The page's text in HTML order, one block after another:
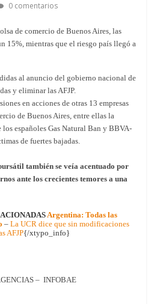
0 comentarios
de comercio de Buenos Aires, las
15%, mientras que el riesgo país llegó a
al anuncio del gobierno nacional de
y eliminar las AFJP.
en acciones de otras 13 empresas
de Buenos Aires, entre ellas la
los españoles Gas Natural Ban y BBVA-
de fuertes bajadas.
también se veía acentuado por
ante los crecientes temores a una
Argentina: Todas las
–La UCR dice que sin modificaciones
AFJP{/xtypo_info}
– INFOBAE